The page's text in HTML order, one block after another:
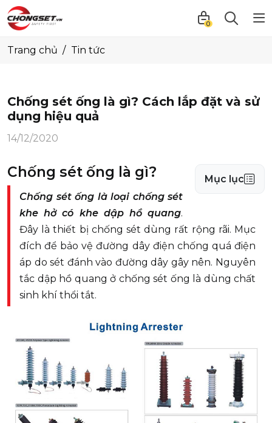
0
Trang chủ Tin tức
Chống sét ống là gì? Cách lắp đặt và sử
dụng hiệu quả
14/12/2020
Mục lục
Chống sét ống là gì?
Chống sét ống là loại chống sét
khe hở có khe dập hồ quang.
Đây là thiết bị chống sét dùng rất rộng rãi. Mục
đích để bảo vệ đường dây điện chống quá điện
áp do sét đánh vào đường dây gây nên. Nguyên
tắc dập hồ quang ở chống sét ống là dùng chất
sinh khí thổi tắt.